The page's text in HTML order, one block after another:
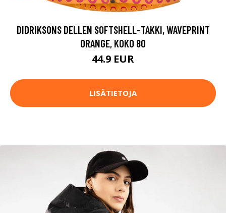
DIDRIKSONS DELLEN SOFTSHELL-TAKKI, WAVEPRINT
ORANGE, KOKO 80
44.9 EUR
LISÄTIETOJA